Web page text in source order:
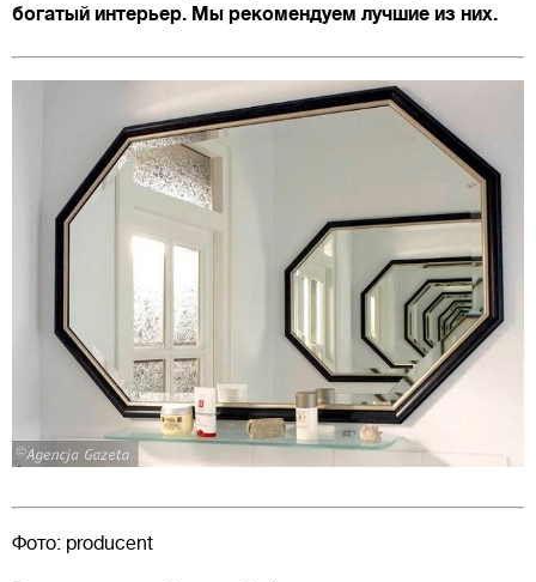
богатый интерьер. Мы рекомендуем лучшие из них.
Фото: producent